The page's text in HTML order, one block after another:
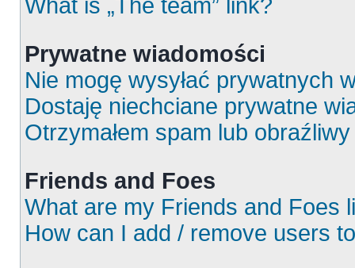
What is „The team” link?
Prywatne wiadomości
Nie mogę wysyłać prywatnych
Dostaję niechciane prywatne
Otrzymałem spam lub
Friends and Foes
What are my Friends and Foes
How can I add / remove users